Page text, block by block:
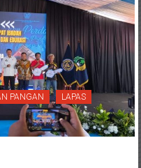
PANGAN LAPAS